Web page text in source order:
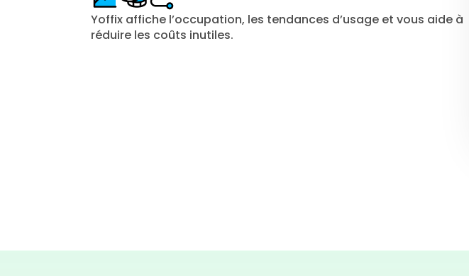
Yoffix affiche l’occupation, les tendances d’usage et vous aide à
réduire les coûts inutiles.